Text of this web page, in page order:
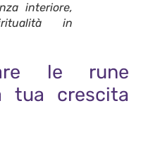
interiore,
in
le rune
tua crescita